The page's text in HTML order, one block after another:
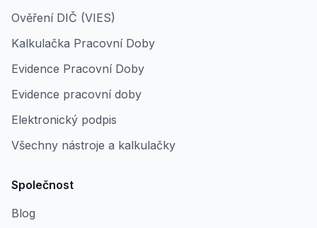
Ověření DIČ (VIES)
Kalkulačka Pracovní Doby
Evidence Pracovní Doby
Evidence pracovní doby
Elektronický podpis
Všechny nástroje a kalkulačky
Společnost
Blog